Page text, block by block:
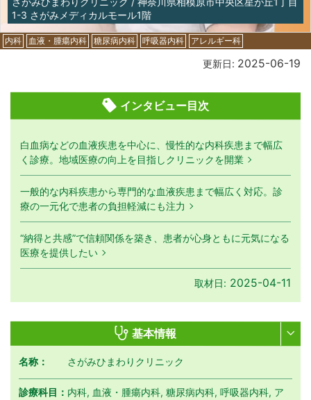
1-3 さがみメディカルモール1階
内科 血液・腫瘍内科 糖尿病内科 呼吸器内科 アレルギー科
更新日: 2025-06-19
インタビュー目次
白血病などの血液疾患を中心に、慢性的な内科疾患まで幅広
く診療。地域医療の向上を目指しクリニックを開業
一般的な内科疾患から専門的な血液疾患まで幅広く対応。診
療の一元化で患者の負担軽減にも注力
“納得と共感”で信頼関係を築き、患者が心身ともに元気になる
医療を提供したい
取材日: 2025-04-11
基本情報
名称： さがみひまわりクリニック
診療科目： 内科, 血液・腫瘍内科, 糖尿病内科, 呼吸器内科, ア